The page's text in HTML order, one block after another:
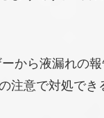
から液漏れの
注意で対処で